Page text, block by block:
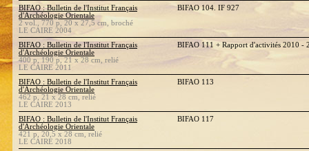
BIFAO : Bulletin de l'Institut Français
d'Archéologie Orientale
2 vol., 770 p, 20 x 27,5 cm, broché
LE CAIRE 2004
BIFAO 104. IF 927
BIFAO : Bulletin de l'Institut Français
d'Archéologie Orientale
400 p, 190 p, 21 x 28 cm, relié
LE CAIRE 2011
BIFAO 111 + Rapport d'activités 2010 -
BIFAO : Bulletin de l'Institut Français
d'Archéologie Orientale
462 p, 21 x 28 cm, relié
LE CAIRE 2013
BIFAO 113
BIFAO : Bulletin de l'Institut Français
d'Archéologie Orientale
421 p, 20,5 x 28 cm, relié
LE CAIRE 2018
BIFAO 117